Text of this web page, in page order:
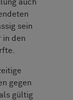
auch
sein
in den
gegen
gültig